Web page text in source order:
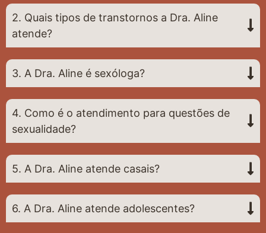
2. Quais tipos de transtornos a Dra. Aline
atende?
3. A Dra. Aline é sexóloga?
4. Como é o atendimento para questões de
sexualidade?
5. A Dra. Aline atende casais?
6. A Dra. Aline atende adolescentes?